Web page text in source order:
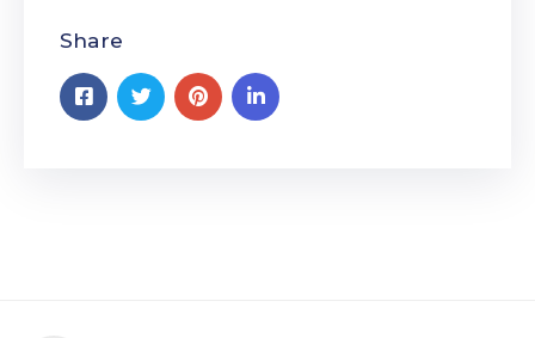
Share